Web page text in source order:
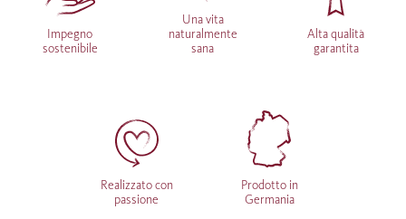
Impegno
sostenibile
Una vita
naturalmente
sana
Alta qualità
garantita
Realizzato con
passione
Prodotto in
Germania